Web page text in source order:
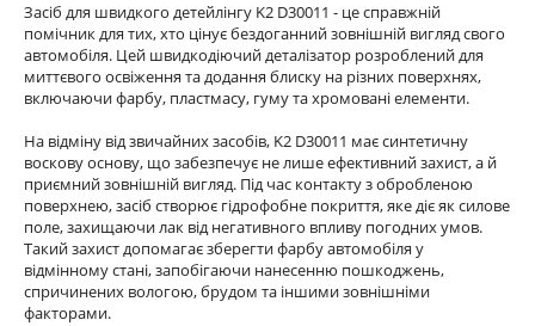
Засіб для швидкого детейлінгу K2 D30011 - це справжній
помічник для тих, хто цінує бездоганний зовнішній вигляд свого
автомобіля. Цей швидкодіючий деталізатор розроблений для
миттєвого освіження та додання блиску на різних поверхнях,
включаючи фарбу, пластмасу, гуму та хромовані елементи.
На відміну від звичайних засобів, K2 D30011 має синтетичну
воскову основу, що забезпечує не лише ефективний захист, а й
приємний зовнішній вигляд. Під час контакту з обробленою
поверхнею, засіб створює гідрофобне покриття, яке діє як силове
поле, захищаючи лак від негативного впливу погодних умов.
Такий захист допомагає зберегти фарбу автомобіля у
відмінному стані, запобігаючи нанесенню пошкоджень,
спричинених вологою, брудом та іншими зовнішніми
факторами.